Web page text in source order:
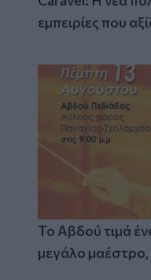
εμπειρίες που
Το Αβδού τιμά
μεγάλο